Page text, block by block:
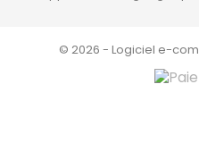
© 2026 - Logiciel e-